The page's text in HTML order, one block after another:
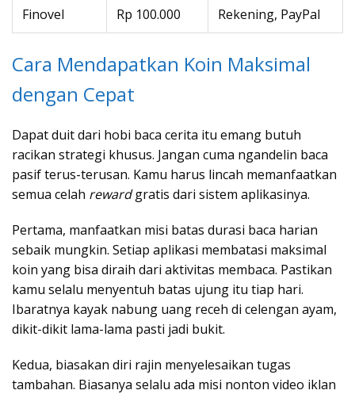
Finovel Rp 100.000 Rekening, PayPal
Cara Mendapatkan Koin Maksimal
dengan Cepat
Dapat duit dari hobi baca cerita itu emang butuh
racikan strategi khusus. Jangan cuma ngandelin baca
pasif terus-terusan. Kamu harus lincah memanfaatkan
semua celah rewardgratis dari sistem aplikasinya.
Pertama, manfaatkan misi batas durasi baca harian
sebaik mungkin. Setiap aplikasi membatasi maksimal
koin yang bisa diraih dari aktivitas membaca. Pastikan
kamu selalu menyentuh batas ujung itu tiap hari.
Ibaratnya kayak nabung uang receh di celengan ayam,
dikit-dikit lama-lama pasti jadi bukit.
Kedua, biasakan diri rajin menyelesaikan tugas
tambahan. Biasanya selalu ada misi nonton video iklan